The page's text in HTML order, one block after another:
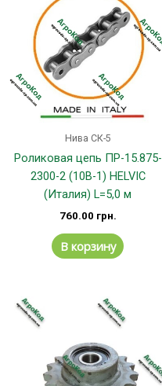
Нива СК-5
Роликовая цепь ПР-15.875-
2300-2 (10B-1) HELVIC
(Италия) L=5,0 м
760.00 грн.
В корзину